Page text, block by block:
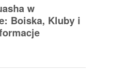
w
Boiska, Kluby i